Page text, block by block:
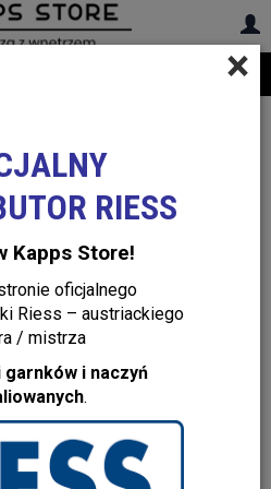
+48 22 299 19 84
×
RIESS
Kapps Store!
oficjalnego
Riess – austriackiego
/ mistrza
i naczyń
.